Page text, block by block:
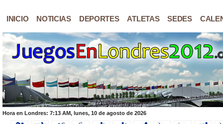
INICIO NOTICIAS DEPORTES ATLETAS SEDES
Hora en Londres: 7:13 AM, lunes, 10 de agosto de 2026